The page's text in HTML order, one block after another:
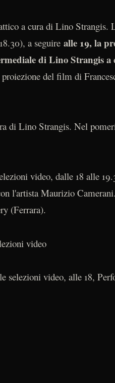
a cura di Lino Strangis.
a seguire alle 19, la
di Lino Strangis
del film di
di Lino Strangis. Nel
video, dalle 18 alle
l'artista Maurizio
(Ferrara).
video
selezioni video, alle 18,